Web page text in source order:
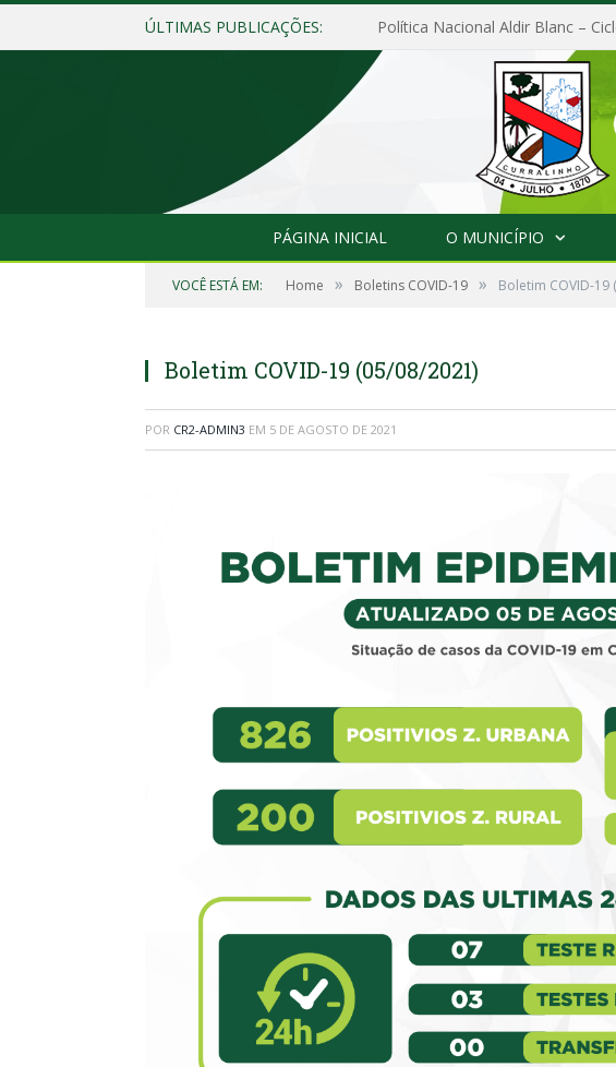
ÚLTIMAS PUBLICAÇÕES: Política Nacional Aldir Blanc –
PÁGINA INICIAL O MUNICÍPIO
VOCÊ ESTÁ EM: Home » Boletins COVID-19 » Boletim COVID-19
Boletim COVID-19 (05/08/2021)
POR CR2-ADMIN3 EM 5 DE AGOSTO DE 2021